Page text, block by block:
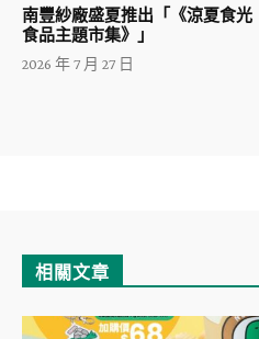
南豐紗廠盛夏推出「《涼夏食光｜
食品主題市集》」
2026 年 7 月 27 日
相關文章